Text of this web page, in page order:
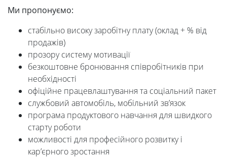
Ми пропонуємо:
стабільно високу заробітну плату (оклад + % від
продажів)
прозору систему мотивації
безкоштовне бронювання співробітників при
необхідності
офіційне працевлаштування та соціальний пакет
службовий автомобіль, мобільний зв’язок
програма продуктового навчання для швидкого
старту роботи
можливості для професійного розвитку і
кар’єрного зростання